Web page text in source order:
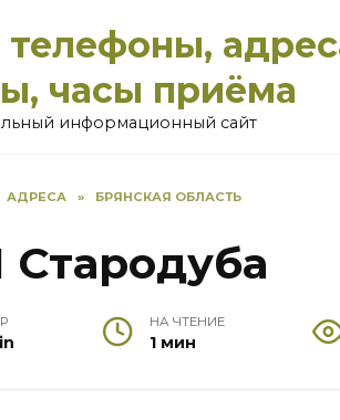
часы приёма
информационный сайт
АДРЕСА » БРЯНСКАЯ ОБЛАСТЬ
Стародуба
НА ЧТЕНИЕ
1 мин